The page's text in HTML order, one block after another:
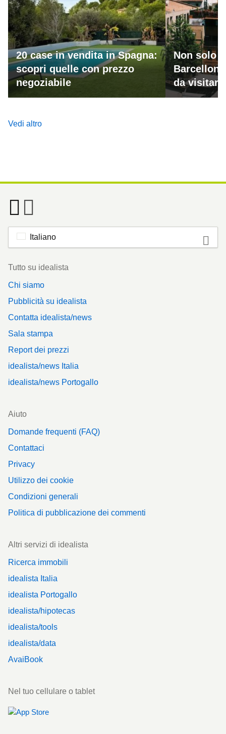
20 case in vendita in Spagna:
scopri quelle con prezzo
negoziabile
Non solo
da
Vedi altro
Italiano
Footer
Tutto su idealista
Chi siamo
Pubblicità su idealista
Contatta idealista/news
Sala stampa
Report dei prezzi
idealista/news Italia
idealista/news Portogallo
Aiuto
Domande frequenti (FAQ)
Contattaci
Privacy
Utilizzo dei cookie
Condizioni generali
Politica di pubblicazione dei commenti
Altri servizi di idealista
Ricerca immobili
idealista Italia
idealista Portogallo
idealista/hipotecas
idealista/tools
idealista/data
AvaiBook
Nel tuo cellulare o tablet